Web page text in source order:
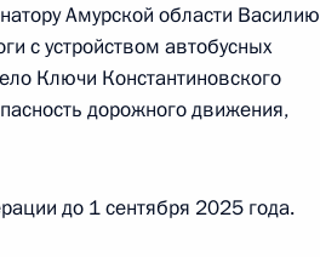
в Москве 5 февраля
приёма в режиме видео-
Амурской области Василию
с устройством автобусных
Ключи Константиновского
дорожного движения,
до 1 сентября 2025 года.